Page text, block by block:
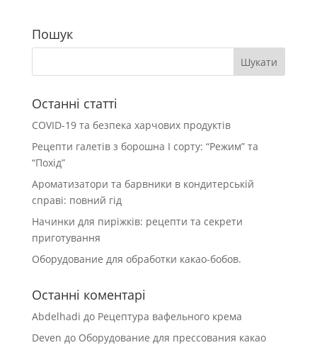
Пошук
Останні статті
COVID-19 та безпека харчових продуктів
Рецепти галетів з борошна І сорту: “Режим” та
“Похід”
Ароматизатори та барвники в кондитерській
справі: повний гід
Начинки для пиріжків: рецепти та секрети
приготування
Оборудование для обработки какао-бобов.
Останні коментарі
Abdelhadi до Рецептура вафельного крема
Deven до Оборудование для прессования какао